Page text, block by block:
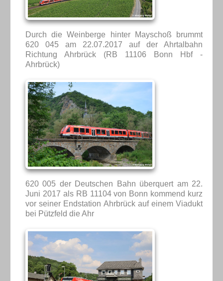
Durch die Weinberge hinter Mayschoß brummt
620 045 am 22.07.2017 auf der Ahrtalbahn
Richtung Ahrbrück (RB 11106 Bonn Hbf -
Ahrbrück)
620 005 der Deutschen Bahn überquert am 22.
Juni 2017 als RB 11104 von Bonn kommend kurz
vor seiner Endstation Ahrbrück auf einem Viadukt
bei Pützfeld die Ahr